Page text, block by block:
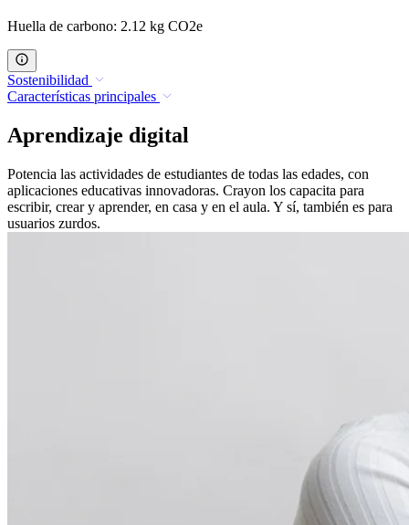
Huella de carbono: 2.12 kg CO2e
Sostenibilidad
Características principales
Aprendizaje digital
Potencia las actividades de estudiantes de todas las edades, con
aplicaciones educativas innovadoras. Crayon los capacita para
escribir, crear y aprender, en casa y en el aula. Y sí, también es para
usuarios zurdos.